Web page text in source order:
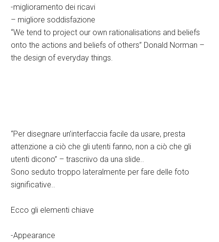
-miglioramento dei ricavi
– migliore soddisfazione
“We tend to project our own rationalisations and beliefs
onto the actions and beliefs of others” Donald Norman –
the design of everyday things.
“Per disegnare un’interfaccia facile da usare, presta
attenzione a ciò che gli utenti fanno, non a ciò che gli
utenti dicono” – trascriivo da una slide..
Sono seduto troppo lateralmente per fare delle foto
significative..
Ecco gli elementi chiave
-Appearance